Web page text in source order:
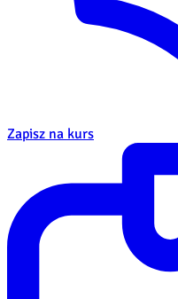
Zapisz na kurs